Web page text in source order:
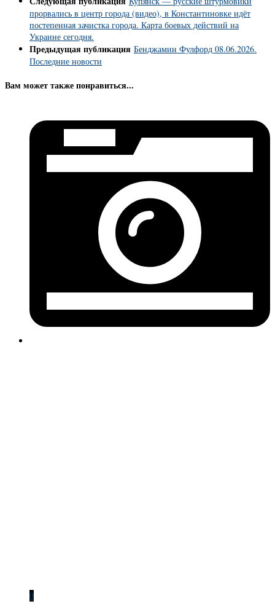
прорвались в центр города (видео), в Константиновке идёт
постепенная зачистка города. Карта боевых действий на
Украине сегодня.
Предыдущая публикация Бенджамин Фулфорд 08.06.2026.
Последние новости
Вам может также понравиться...
0